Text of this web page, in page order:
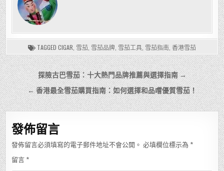
TAGGED CIGAR 雪茄 雪茄品牌 雪茄工具 雪茄指南 香港雪茄
文
章
導
覽
探險古巴雪茄：十大熱門品牌推薦與選擇指南 →
← 香港最全雪茄購買指南：如何選擇和品嚐優質雪茄！
發佈留言
發佈留言必須填寫的電子郵件地址不會公開。 必填欄位標示為 *
留言 *